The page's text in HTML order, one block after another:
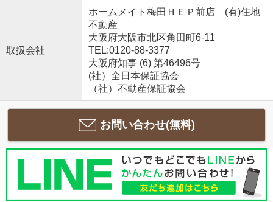
取扱会社
ホームメイト梅田ＨＥＰ前店 (有)住地
不動産
大阪府大阪市北区角田町6-11
TEL:0120-88-3377
大阪府知事 (6) 第46496号
(社）全日本保証協会
（社）不動産保証協会
お問い合わせ(無料)